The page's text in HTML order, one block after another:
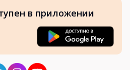
в приложении